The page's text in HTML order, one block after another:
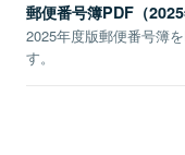
郵便番号簿PDF（2025
2025年度版郵便番号簿
す。